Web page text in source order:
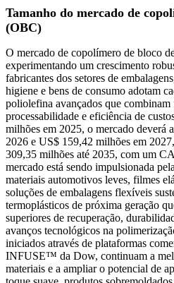
Tamanho do mercado de
(OBC)
O mercado de copolímero de bloco
experimentando um crescimento
fabricantes dos setores de
higiene e bens de consumo adotam
poliolefina avançados que
processabilidade e eficiência de
milhões em 2025, o mercado deverá
2026 e US$ 159,42 milhões em
309,35 milhões até 2035, com um
mercado está sendo impulsionada
materiais automotivos leves, filmes
soluções de embalagens flexíveis
termoplásticos de próxima geração
superiores de recuperação,
avanços tecnológicos na
iniciados através de plataformas
INFUSE™ da Dow, continuam a
materiais e a ampliar o potencial de